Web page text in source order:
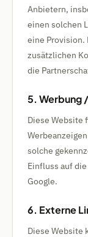
Anbietern,
einen solchen
eine Provision.
zusätzlichen
die
5. Werbung
Diese Website
solche
Einfluss auf
Google.
6. Externe
Diese Website